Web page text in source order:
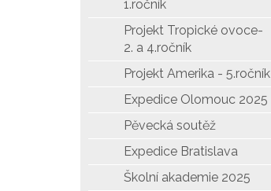
1.ročník
Projekt Tropické ovoce-
2. a 4.ročník
Projekt Amerika - 5.ročník
Expedice Olomouc 2025
Pěvecká soutěž
Expedice Bratislava
Školní akademie 2025